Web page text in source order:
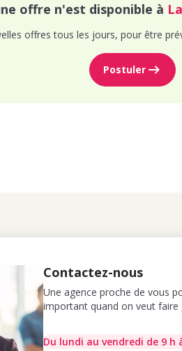
offre n'est disponible à
offres tous les jours, pour être
Postuler
Contactez-nous
Une agence proche de vous
important quand on veut faire
Du lundi au vendredi de 9 h